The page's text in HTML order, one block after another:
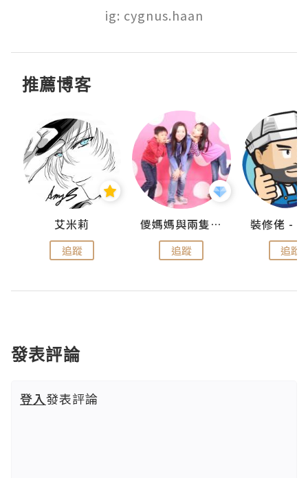
ig: cygnus.haan
推薦博客
艾米莉
追蹤
儍媽媽與兩隻小魔怪之家
追蹤 追蹤
發表評論
登入發表評論